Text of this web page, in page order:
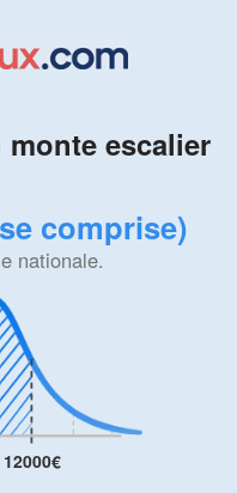
monte escalier
comprise)
nationale.
12000€